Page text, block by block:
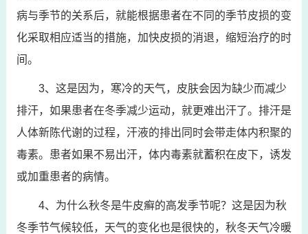
病与季节的关系后，就能根据患者在不同的季节皮损的变
化采取相应适当的措施，加快皮损的消退，缩短治疗的时
间。
3、这是因为，寒冷的天气，皮肤会因为缺少而减少
排汗，如果患者在冬季减少运动，就更难出汗了。排汗是
人体新陈代谢的过程，汗液的排出同时会带走体内积聚的
毒素。患者如果不易出汗，体内毒素就蓄积在皮下，诱发
或加重患者的病情。
4、为什么秋冬是牛皮癣的高发季节呢？这是因为秋
冬季节气候较低，天气的变化也是很快的，秋冬天气冷暖